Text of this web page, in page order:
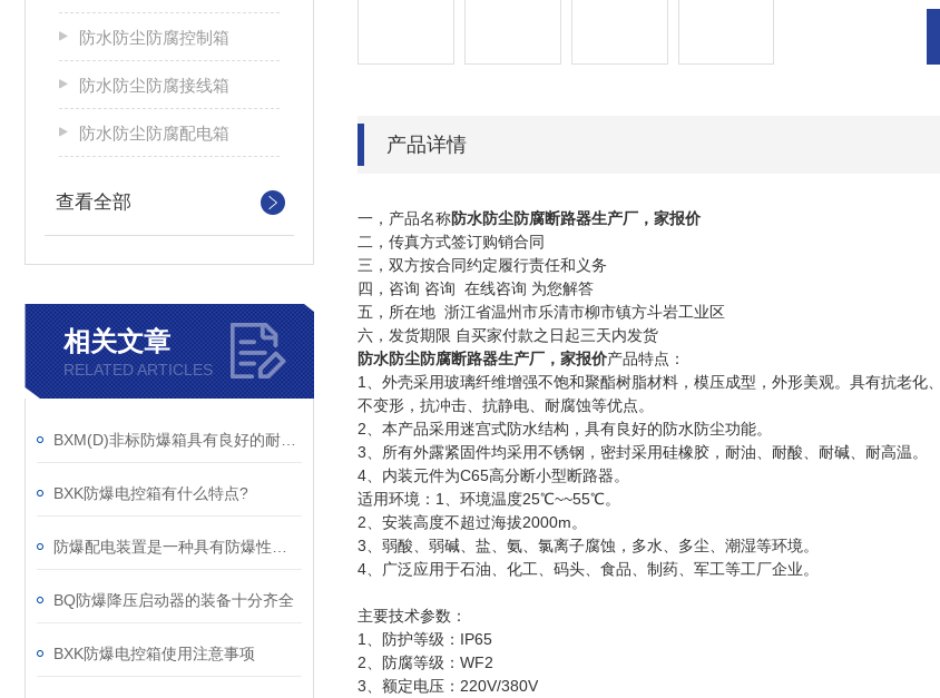
防水防尘防腐控制箱
防水防尘防腐接线箱
防水防尘防腐配电箱
查看全部
相关文章
RELATED ARTICLES
BXK防爆电控箱有什么特点?
BQ防爆降压启动器的装备十分齐全
BXK防爆电控箱使用注意事项
产品详情
一，产品名称防水防尘防腐断路器生产厂，家报价
二，传真方式签订购销合同
三，双方按合同约定履行责任和义务
四，咨询 咨询 在线咨询 为您解答
五，所在地 浙江省温州市乐清市柳市镇方斗岩工业区
六，发货期限 自买家付款之日起三天内发货
防水防尘防腐断路器生产厂，家报价产品特点：
1、外壳采用玻璃纤维增强不饱和聚酯树脂材料，模压成型，外形美观。具有抗老化、
不变形，抗冲击、抗静电、耐腐蚀等优点。
2、本产品采用迷宫式防水结构，具有良好的防水防尘功能。
3、所有外露紧固件均采用不锈钢，密封采用硅橡胶，耐油、耐酸、耐碱、耐高温。
4、内装元件为C65高分断小型断路器。
适用环境：1、环境温度25℃~~55℃。
2、安装高度不超过海拔2000m。
3、弱酸、弱碱、盐、氨、氯离子腐蚀，多水、多尘、潮湿等环境。
4、广泛应用于石油、化工、码头、食品、制药、军工等工厂企业。
主要技术参数：
1、防护等级：IP65
2、防腐等级：WF2
3、额定电压：220V/380V